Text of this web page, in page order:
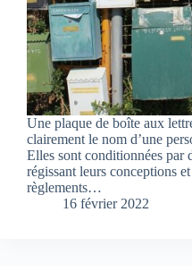
Une plaque de boîte aux
clairement le nom d’une
Elles sont conditionnées par
régissant leurs conceptions
règlements…
16 février 2022